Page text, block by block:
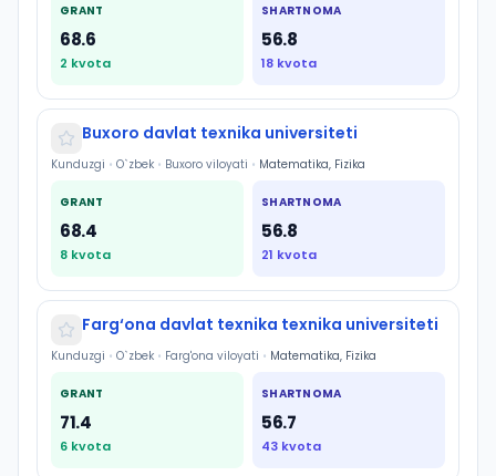
GRANT
68.6
2 kvota
SHARTNOMA
56.8
18 kvota
Buxoro davlat texnika universiteti
Kunduzgi • O`zbek • Buxoro viloyati • Matematika, Fizika
GRANT
68.4
8 kvota
SHARTNOMA
56.8
21 kvota
Farg‘ona davlat texnika texnika universiteti
Kunduzgi • O`zbek • Farg'ona viloyati • Matematika, Fizika
GRANT
71.4
6 kvota
SHARTNOMA
56.7
43 kvota